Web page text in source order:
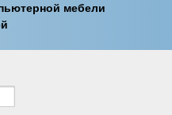
мебели